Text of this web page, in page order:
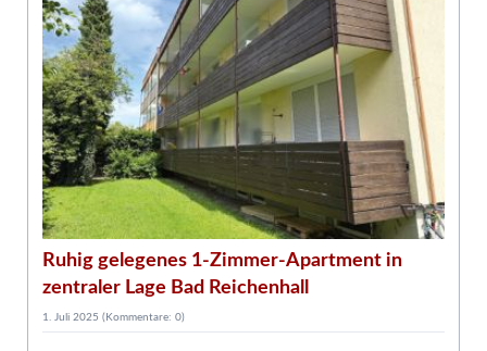
Ruhig gelegenes 1-Zimmer-Apartment in
zentraler Lage Bad Reichenhall
1. Juli 2025 (Kommentare: 0)